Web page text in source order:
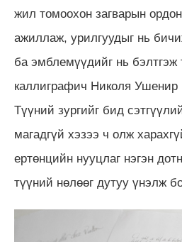
жил томоохон загварын
ажиллаж, урилгуудыг нь
ба эмблемүүдийг нь бэлтгэж
каллиграфич Николя Ушенир
Түүний зургийг бид
магадгүй хэзээ ч олж
ертөнцийн нууцлаг нэгэн
түүний нөлөөг дутуу үнэлж